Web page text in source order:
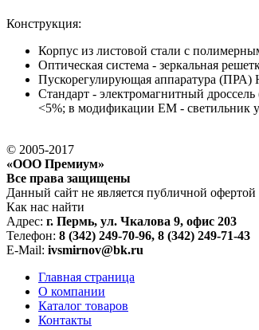
Конструкция:
Корпус из листовой стали с
Оптическая система - зеркальная
Пускорегулирующая аппаратура (ПРА)
Стандарт - электромагнитный
<5%; в модификации EM - светильник
© 2005-2017
«ООО Премиум»
Все права защищены
Данный сайт не является публичной офертой
Как нас найти
Адрес: г. Пермь, ул. Чкалова 9, офис 203
Телефон: 8 (342) 249-70-96, 8 (342) 249-71-43
E-Mail: ivsmirnov@bk.ru
Главная страница
О компании
Каталог товаров
Контакты